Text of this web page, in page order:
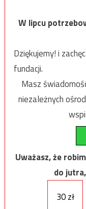
W lipcu
Dziękujemy! i
fundacji.
Masz
niezależnych
Uważasz, że
do
30 zł